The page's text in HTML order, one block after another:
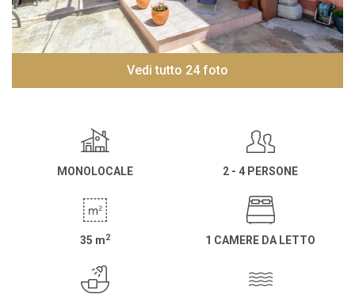
Vedi tutto 24 foto
MONOLOCALE 2 - 4 PERSONE
35 m2 1 CAMERE DA LETTO